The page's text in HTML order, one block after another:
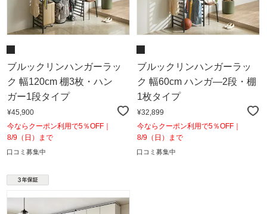
ブルックリンハンガーラッ
ク 幅120cm 棚3枚・ハン
ガー1段タイプ
¥45,900
今ならクーポン利用で5％OFF｜
8/9（日）まで
口コミ募集中
ブルックリンハンガーラッ
ク 幅60cm ハンガ―2段・棚
1枚タイプ
¥32,899
今ならクーポン利用で5％OFF｜
8/9（日）まで
口コミ募集中